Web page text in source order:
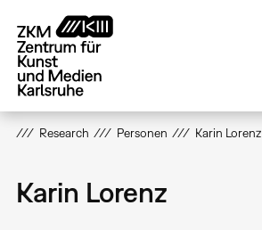
zum
Inhalt
Research Personen Karin Lorenz
Karin Lorenz